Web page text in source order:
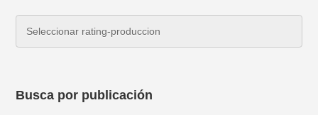
Busca por publicación